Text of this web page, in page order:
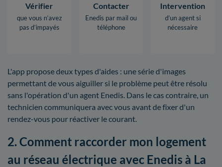
Vérifier
que vous n’avez
pas d’impayés
Contacter
Enedis par mail ou
téléphone
Intervention
d’un agent si
nécessaire
L'app propose deux types d'aides : une série d'images
permettant de vous aiguiller si le problème peut être résolu
sans l'opération d'un agent Enedis. Dans le cas contraire, un
technicien communiquera avec vous avant de fixer d'un
rendez-vous pour réactiver le courant.
2. Comment raccorder mon logement
au réseau électrique avec Enedis à La